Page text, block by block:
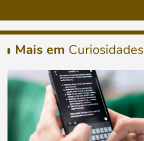
Mais em Curiosidades